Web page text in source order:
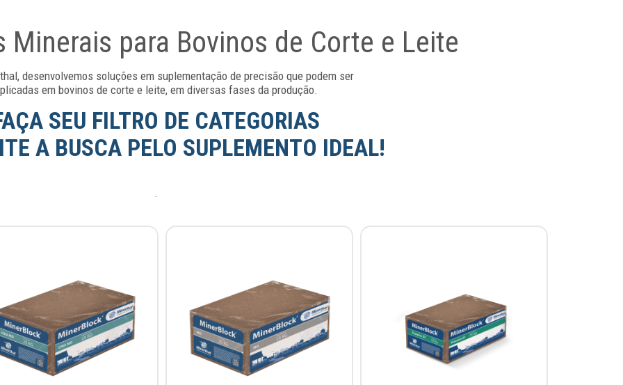
Minerais para Bovinos de Corte e Leite
desenvolvemos soluções em suplementação de precisão que podem ser
em bovinos de corte e leite, em diversas fases da produção.
SEU FILTRO DE CATEGORIAS
A BUSCA PELO SUPLEMENTO IDEAL!
.